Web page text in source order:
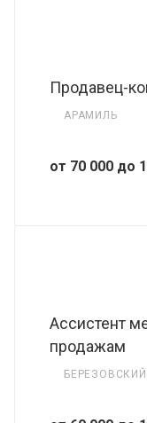
Продавец-
АРАМИЛЬ
от 70 000 до
Ассистент
продажам
БЕРЕЗОВСКИЙ